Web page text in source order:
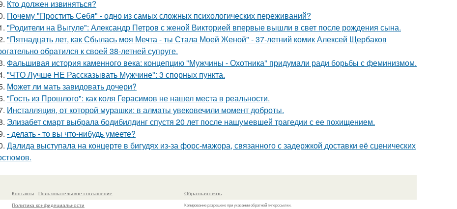
Кто должен извиняться?
Почему "Простить Себя" - одно из самых сложных психологических переживаний?
"Родители на Выгуле": Александр Петров с женой Викторией впервые вышли в свет после рождения сына.
"Пятнадцать лет, как Сбылась моя Мечта - ты Стала Моей Женой" - 37-летний комик Алексей Щербаков
обратился к своей 38-летней супруге.
Фальшивая история каменного века: концепцию "Мужчины - Охотника" придумали ради борьбы с феминизмом.
"ЧТО Лучше НЕ Рассказывать Мужчине": 3 спорных пункта.
Может ли мать завидовать дочери?
"Гость из Прошлого": как коля Герасимов не нашел места в реальности.
Инсталляция, от которой мурашки: в алматы увековечили момент доброты.
Элизабет смарт выбрала бодибилдинг спустя 20 лет после нашумевшей трагедии с ее похищением.
- делать - то вы что-нибудь умеете?
Далида выступала на концерте в бигудях из-за форс-мажора, связанного с задержкой доставки её сценических
Контакты
Пользовательское соглашение
Политика конфидециальности
Обратная связь
Копирование разрешено при указании обратной гиперссылки.